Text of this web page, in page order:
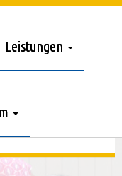
Leistungen